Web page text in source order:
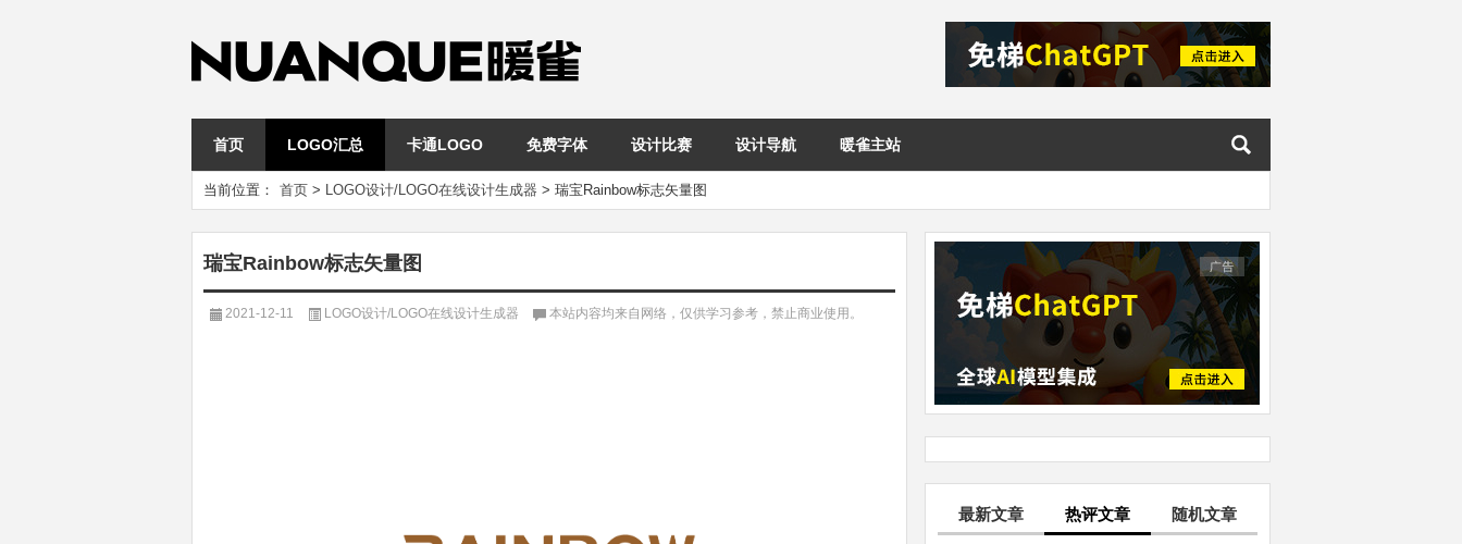
首页 LOGO汇总 卡通LOGO 免费字体 设计比赛 设计导航 暖雀主站
当前位置： 首页 > LOGO设计/LOGO在线设计生成器 > 瑞宝Rainbow标志矢量图
最新文章 热评文章 随机文章
瑞宝Rainbow标志矢量图
2021-12-11 LOGO设计/LOGO在线设计生成器 本站内容均来自网络，仅供学习参考，禁止商业使用。